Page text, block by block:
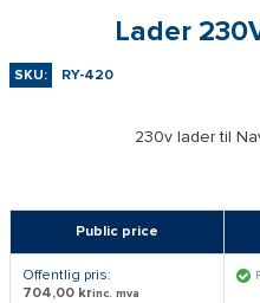
Lader
SKU: RY-420
230v lader til
Public price
Offentlig pris:
704,00 krinc. mva